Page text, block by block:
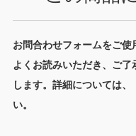
お問合わせフォームをご
よくお読みいただき、ご
します。詳細については、
い。